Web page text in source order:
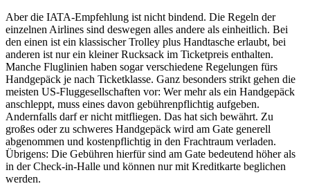
Aber die IATA-Empfehlung ist nicht bindend. Die Regeln der
einzelnen Airlines sind deswegen alles andere als einheitlich. Bei
den einen ist ein klassischer Trolley plus Handtasche erlaubt, bei
anderen ist nur ein kleiner Rucksack im Ticketpreis enthalten.
Manche Fluglinien haben sogar verschiedene Regelungen fürs
Handgepäck je nach Ticketklasse. Ganz besonders strikt gehen die
meisten US-Fluggesellschaften vor: Wer mehr als ein Handgepäck
anschleppt, muss eines davon gebührenpflichtig aufgeben.
Andernfalls darf er nicht mitfliegen. Das hat sich bewährt. Zu
großes oder zu schweres Handgepäck wird am Gate generell
abgenommen und kostenpflichtig in den Frachtraum verladen.
Übrigens: Die Gebühren hierfür sind am Gate bedeutend höher als
in der Check-in-Halle und können nur mit Kreditkarte beglichen
werden.